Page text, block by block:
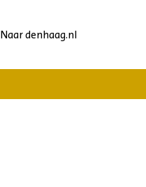
Naar denhaag.nl